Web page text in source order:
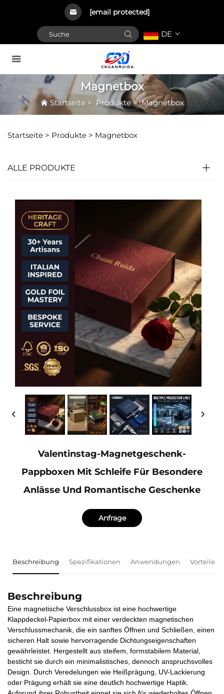
[email protected]
DE
Magnetbox
Startseite> Produkte>Magnetbox
Startseite > Produkte > Magnetbox
ALLE PRODUKTE
Valentinstag-Magnetgeschenk-
Pappboxen Mit Schleife Für Besondere
Anlässe Und Romantische Geschenke
Anfrage
Beschreibung Spezifikationen Anwendungen Vorteile
Beschreibung
Eine magnetische Verschlussbox ist eine hochwertige
Klappdeckel-Papierbox mit einer verdeckten magnetischen
Verschlussmechanik, die ein sanftes Öffnen und Schließen, einen
sicheren Halt sowie hervorragende Dichtungseigenschaften
gewährleistet. Hergestellt aus steifem, formstabilem Material,
besticht sie durch ein minimalistisches, dennoch anspruchsvolles
Design. Durch Veredelungen wie Heißprägung, UV-Lackierung
oder Prägung erhält sie eine deutlich hochwertige Haptik.